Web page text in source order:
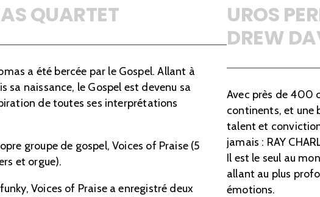
QUARTET
a été bercée par le Gospel. Allant à
sa naissance, le Gospel est devenu sa
de toutes ses interprétations
groupe de gospel, Voices of Praise (5
et orgue).
Voices of Praise a enregistré deux
UROS
DREW
Avec près de 400
continents, et une
talent et
jamais : RAY
Il est le seul au
allant au plus
émotions.